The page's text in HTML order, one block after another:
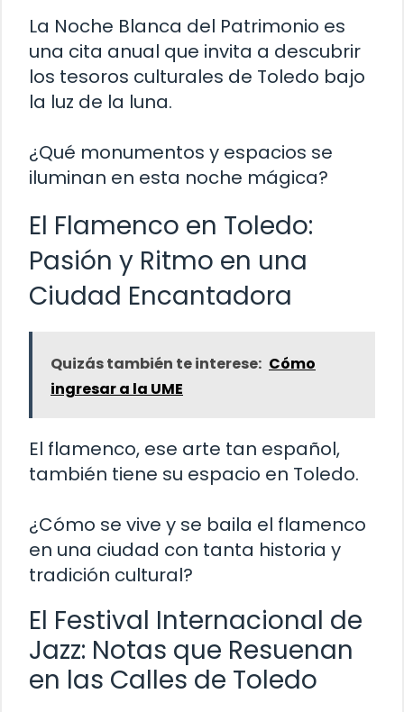
La Noche Blanca del Patrimonio es
una cita anual que invita a descubrir
los tesoros culturales de Toledo bajo
la luz de la luna.
¿Qué monumentos y espacios se
iluminan en esta noche mágica?
El Flamenco en Toledo:
Pasión y Ritmo en una
Ciudad Encantadora
Quizás también te interese: Cómo
ingresar a la UME
El flamenco, ese arte tan español,
también tiene su espacio en Toledo.
¿Cómo se vive y se baila el flamenco
en una ciudad con tanta historia y
tradición cultural?
El Festival Internacional de
Jazz: Notas que Resuenan
en las Calles de Toledo